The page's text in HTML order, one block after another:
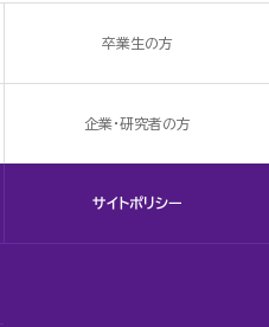
卒業生の方
企業・研究者の方
サイトポリシー